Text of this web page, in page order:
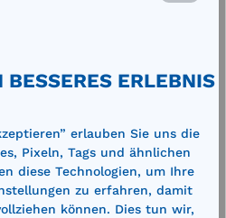
3,3 Ah
BESSERES ERLEBNIS
erlauben Sie uns die
Pixeln, Tags und ähnlichen
diese Technologien, um Ihre
zu erfahren, damit
können. Dies tun wir,